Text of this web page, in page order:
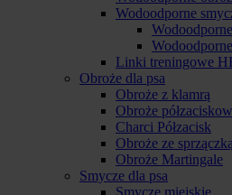
Wodoodporne
Linki treningowe
Obroże dla psa
Obroże z klamrą
Obroże
Charci Półzacisk
Obroże ze sprzączką
Obroże Martingale
Smycze dla psa
Smycze miejskie